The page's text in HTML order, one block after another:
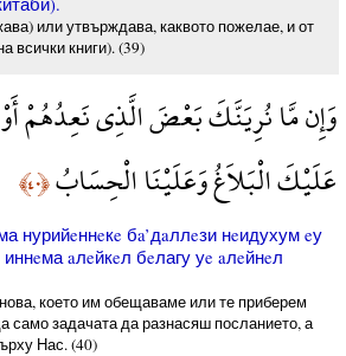
или утвърждава, каквото пожелае, и от
всички книги). (39)
وَإِن مَّا نُرِيَنَّكَ بَعْضَ الَّذِي نَعِدُهُمْ
عَلَيْكَ الْبَلاَغُ وَعَلَيْنَا الْحِسَابُ﴿٤٠﴾
нурийeннeкe бa’дaллeзи нeидухум eу
aлeйкeл бeлагу уe aлeйнeл
което им обещаваме или те приберем
само задачата да разнасяш посланието, а
Нас. (40)